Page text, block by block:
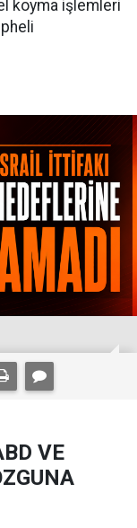
koyma işlemleri
VE